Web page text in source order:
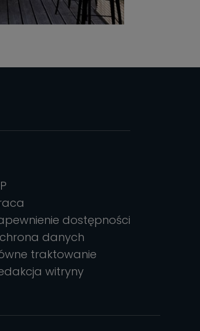
dostępności
danych
traktowanie
witryny